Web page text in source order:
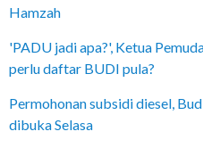
Hamzah
'PADU jadi apa?', Ketua
perlu daftar BUDI pula?
Permohonan subsidi diesel,
dibuka Selasa